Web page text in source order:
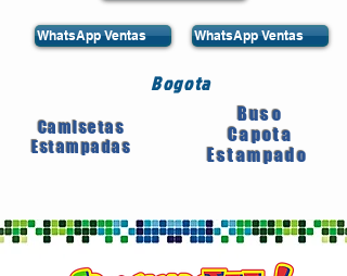
WhatsApp Ventas WhatsApp Ventas
Bogota
Camisetas
Estampadas
Buso
Capota
Estampado